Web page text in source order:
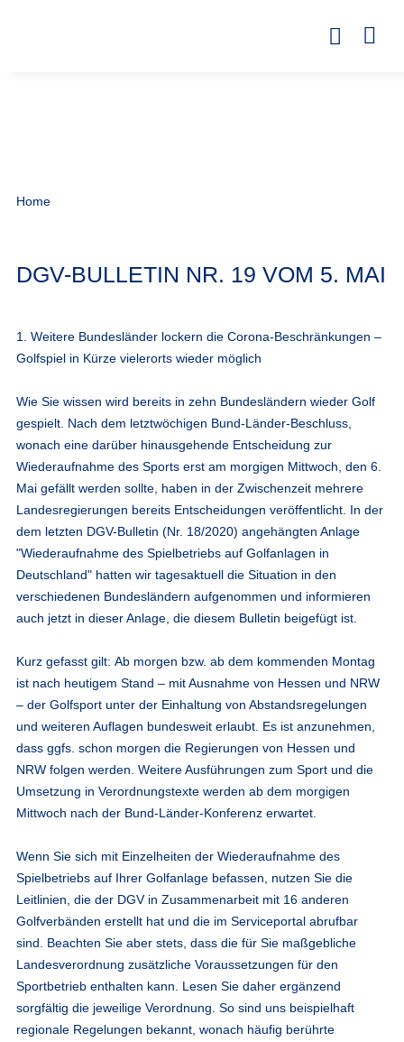
Home
DGV-BULLETIN NR. 19 VOM 5. MAI
1. Weitere Bundesländer lockern die Corona-Beschränkungen –
Golfspiel in Kürze vielerorts wieder möglich
Wie Sie wissen wird bereits in zehn Bundesländern wieder Golf
gespielt. Nach dem letztwöchigen Bund-Länder-Beschluss,
wonach eine darüber hinausgehende Entscheidung zur
Wiederaufnahme des Sports erst am morgigen Mittwoch, den 6.
Mai gefällt werden sollte, haben in der Zwischenzeit mehrere
Landesregierungen bereits Entscheidungen veröffentlicht. In der
dem letzten DGV-Bulletin (Nr. 18/2020) angehängten Anlage
"Wiederaufnahme des Spielbetriebs auf Golfanlagen in
Deutschland" hatten wir tagesaktuell die Situation in den
verschiedenen Bundesländern aufgenommen und informieren
auch jetzt in dieser Anlage, die diesem Bulletin beigefügt ist.
Kurz gefasst gilt: Ab morgen bzw. ab dem kommenden Montag
ist nach heutigem Stand – mit Ausnahme von Hessen und NRW
– der Golfsport unter der Einhaltung von Abstandsregelungen
und weiteren Auflagen bundesweit erlaubt. Es ist anzunehmen,
dass ggfs. schon morgen die Regierungen von Hessen und
NRW folgen werden. Weitere Ausführungen zum Sport und die
Umsetzung in Verordnungstexte werden ab dem morgigen
Mittwoch nach der Bund-Länder-Konferenz erwartet.
Wenn Sie sich mit Einzelheiten der Wiederaufnahme des
Spielbetriebs auf Ihrer Golfanlage befassen, nutzen Sie die
Leitlinien, die der DGV in Zusammenarbeit mit 16 anderen
Golfverbänden erstellt hat und die im Serviceportal abrufbar
sind. Beachten Sie aber stets, dass die für Sie maßgebliche
Landesverordnung zusätzliche Voraussetzungen für den
Sportbetrieb enthalten kann. Lesen Sie daher ergänzend
sorgfältig die jeweilige Verordnung. So sind uns beispielhaft
regionale Regelungen bekannt, wonach häufig berührte